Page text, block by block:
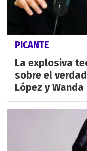
PICANTE
La explosiva
sobre el
López y Wanda